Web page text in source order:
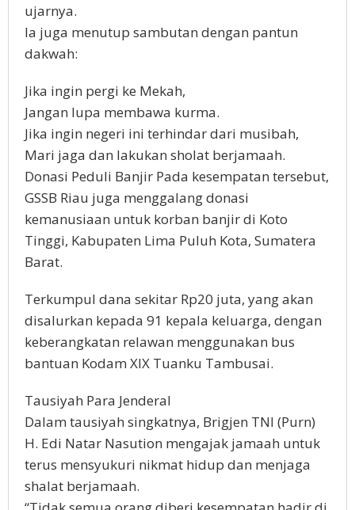
ujarnya.
Ia juga menutup sambutan dengan pantun
dakwah:
Jika ingin pergi ke Mekah,
Jangan lupa membawa kurma.
Jika ingin negeri ini terhindar dari musibah,
Mari jaga dan lakukan sholat berjamaah.
Donasi Peduli Banjir Pada kesempatan tersebut,
GSSB Riau juga menggalang donasi
kemanusiaan untuk korban banjir di Koto
Tinggi, Kabupaten Lima Puluh Kota, Sumatera
Barat.
Terkumpul dana sekitar Rp20 juta, yang akan
disalurkan kepada 91 kepala keluarga, dengan
keberangkatan relawan menggunakan bus
bantuan Kodam XIX Tuanku Tambusai.
Tausiyah Para Jenderal
Dalam tausiyah singkatnya, Brigjen TNI (Purn)
H. Edi Natar Nasution mengajak jamaah untuk
terus mensyukuri nikmat hidup dan menjaga
shalat berjamaah.